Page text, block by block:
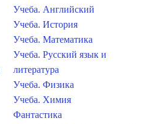
Учеба. Английский
Учеба. История
Учеба. Математика
Учеба. Русский язык и
литература
Учеба. Физика
Учеба. Химия
Фантастика